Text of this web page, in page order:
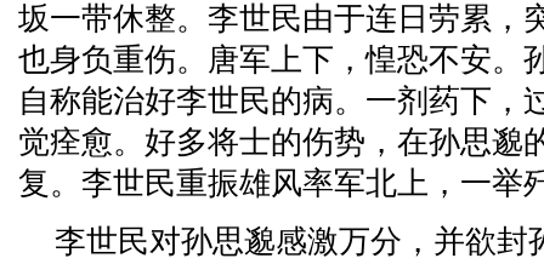
坂一带休整。李世民由于连日劳累，
也身负重伤。唐军上下，惶恐不安。
自称能治好李世民的病。一剂药下，
觉痊愈。好多将士的伤势，在孙思邈
复。李世民重振雄风率军北上，一举
李世民对孙思邈感激万分，并欲封